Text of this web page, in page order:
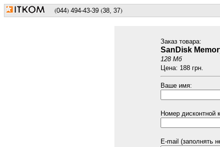
(044) 494-43-39 (38, 37)
Заказ товарa:
SanDisk
128 Мб
Цена: 188 грн.
Ваше имя:
Номер дисконтной
E-mail (заполнять